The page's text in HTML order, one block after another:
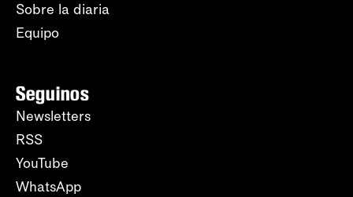
Sobre la diaria
Equipo
Seguinos
Newsletters
RSS
YouTube
WhatsApp